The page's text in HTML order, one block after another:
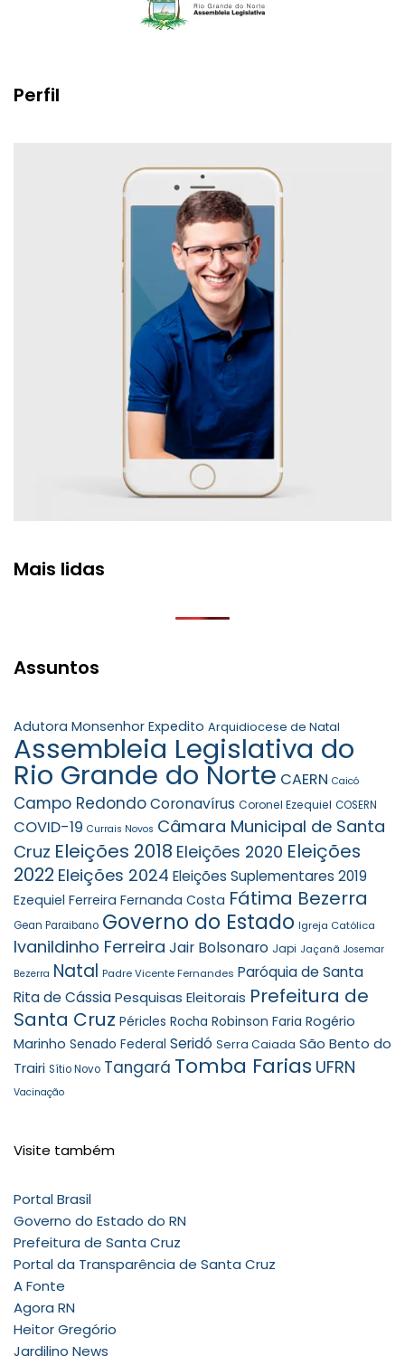
Perfil
Mais lidas
Assuntos
Adutora Monsenhor Expedito Arquidiocese de Natal
Assembleia Legislativa do
Rio Grande do Norte CAERN Caicó
Campo RedondoCoronavírus Coronel Ezequiel COSERN
COVID-19 Currais Novos Câmara Municipal de Santa
Cruz Eleições 2018 Eleições 2020 Eleições
2022 Eleições 2024 Eleições Suplementares 2019
Ezequiel Ferreira Fernanda Costa Fátima Bezerra
Gean Paraibano Governo do Estado Igreja Católica
Ivanildinho Ferreira Jair Bolsonaro Japi Jaçanã Josemar
Bezerra Natal Padre Vicente Fernandes Paróquia de Santa
Rita de CássiaPesquisas Eleitorais Prefeitura de
Santa Cruz Péricles Rocha Robinson Faria Rogério
Marinho Senado Federal Seridó Serra Caiada São Bento do
Trairi Sítio Novo Tangará Tomba Farias UFRN
Vacinação
Visite também
Portal Brasil
Governo do Estado do RN
Prefeitura de Santa Cruz
Portal da Transparência de Santa Cruz
A Fonte
Agora RN
Heitor Gregório
Jardilino News